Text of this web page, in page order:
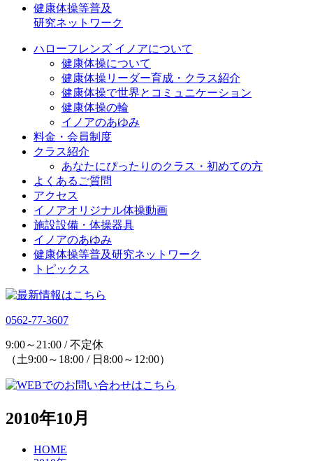
健康体操等普及
研究ネットワーク
ハローフレンズ イノアについて
健康体操について
健康体操リーダー育成・クラス紹介
健康体操で世界とコミュニケーション
健康体操の輪
イノアのあゆみ
料金・会員制度
クラス紹介
あなたにぴったりのクラス・初めての方
よくあるご質問
アクセス
イノアオリジナル体操動画
施設設備・体操器具
イノアのあゆみ
健康体操等普及研究ネットワーク
トピックス
0562-77-3607
9:00～21:00 / 不定休
（土9:00～18:00 / 日8:00～12:00）
2010年10月
HOME